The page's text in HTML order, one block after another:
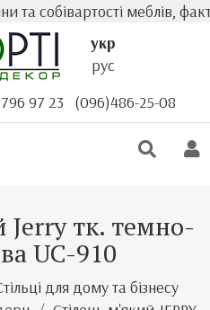
собівартості меблів,
укр
рус
97 23 (096)486-25-08
Jerry тк. темно-
UC-910
для дому та бізнесу